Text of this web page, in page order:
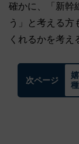
確かに、「新幹
う」と考える方
くれるかを考え
次ページ